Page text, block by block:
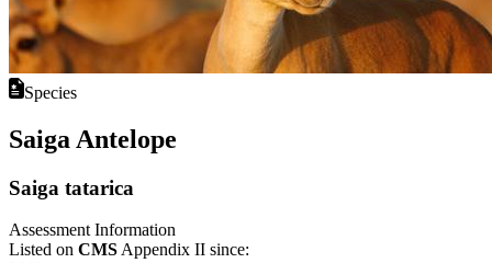
Species
Saiga Antelope
Saiga tatarica
Assessment Information
Listed on CMS Appendix II since: